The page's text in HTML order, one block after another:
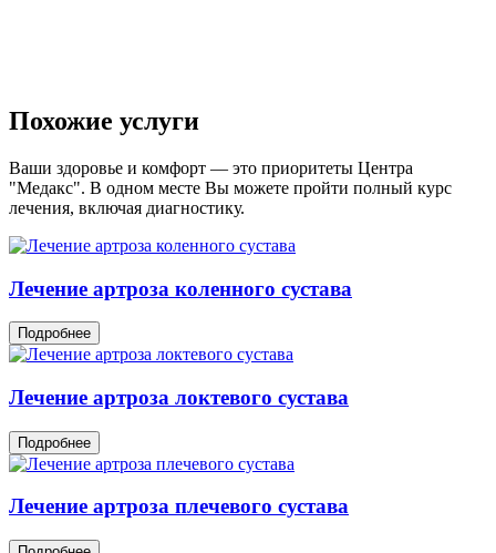
Похожие услуги
Ваши здоровье и комфорт — это приоритеты Центра
"Медакс". В одном месте Вы можете пройти полный курс
лечения, включая диагностику.
Лечение артроза коленного сустава
Подробнее
Лечение артроза локтевого сустава
Подробнее
Лечение артроза плечевого сустава